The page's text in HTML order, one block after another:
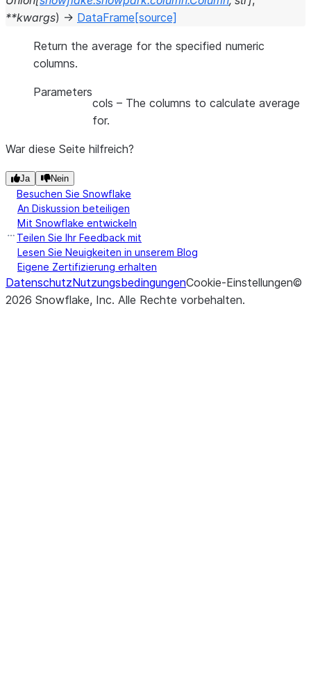
**kwargs) → DataFrame [source]
Return the average for the specified numeric
columns.
Parameters
cols – The columns to calculate average
for.
War diese Seite hilfreich?
Ja Nein
Besuchen Sie Snowflake
An Diskussion beteiligen
Mit Snowflake entwickeln
Teilen Sie Ihr Feedback mit
Lesen Sie Neuigkeiten in unserem Blog
Eigene Zertifizierung erhalten
DatenschutzNutzungsbedingungenCookie-Einstellungen©
2026 Snowflake, Inc. Alle Rechte vorbehalten.